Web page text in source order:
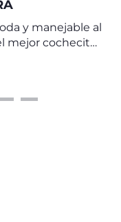
y manejable al
mejor cochecito